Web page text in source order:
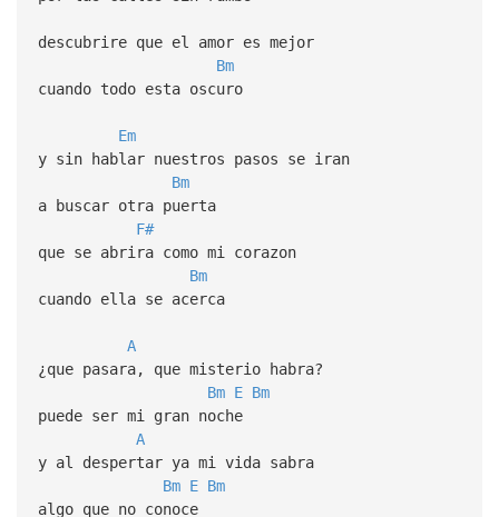
descubrire que el amor es mejor
Bm
cuando todo esta oscuro
Em
y sin hablar nuestros pasos se iran
Bm
a buscar otra puerta
F#
que se abrira como mi corazon
Bm
cuando ella se acerca
A
¿que pasara, que misterio habra?
Bm E Bm
puede ser mi gran noche
A
y al despertar ya mi vida sabra
Bm E Bm
algo que no conoce